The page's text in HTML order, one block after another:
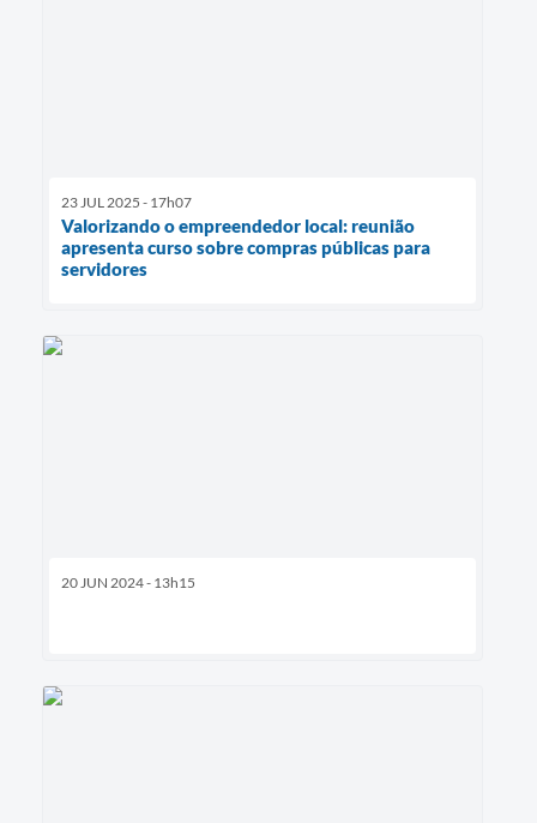
23 JUL 2025 - 17h07
Valorizando o empreendedor local: reunião
apresenta curso sobre compras públicas para
servidores
20 JUN 2024 - 13h15